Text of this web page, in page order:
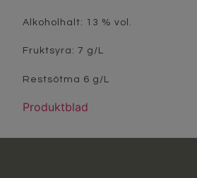
Alkoholhalt: 13 % vol.
Fruktsyra: 7 g/L
Restsötma 6 g/L
Produktblad